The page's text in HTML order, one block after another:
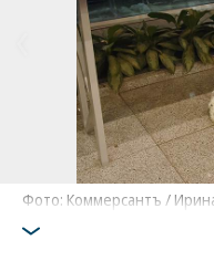
Фото: Коммерсантъ /